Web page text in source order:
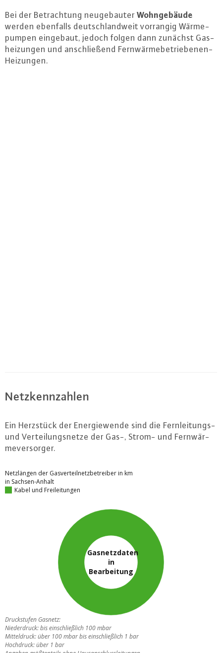
Bei der Be­trach­tung neu­ge­bau­ter Wohn­ge­bäu­de
werden ebenfalls deutsch­land­weit vorrangig Wär­me­
pum­pen eingebaut, jedoch folgen dann zunächst Gas­
hei­zun­gen und an­schlie­ßend Fern­wär­me­be­trie­be­nen-
Hei­zun­gen.
Netz­kenn­zah­len
Ein Herzstück der En­er­gie­wen­de sind die Fern­lei­tungs-
und Ver­tei­lungs­net­ze der Gas-, Strom- und Fern­wär­
me­ver­sor­ger.